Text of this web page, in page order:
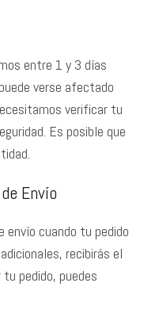
entre 1 y 3 días
verse afectado
verificar tu
Es posible que
Envío
envío cuando tu pedido
recibirás el
pedido, puedes